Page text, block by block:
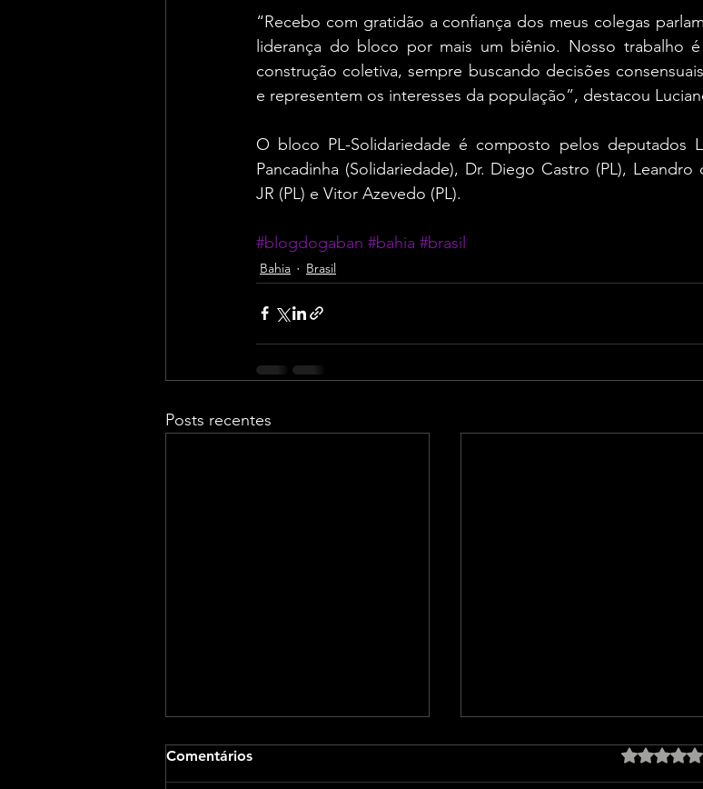
“Recebo com gratidão a confiança dos meus colegas
liderança do bloco por mais um biênio. Nosso trabalho
construção coletiva, sempre buscando decisões
e representem os interesses da população”, destacou
O bloco PL-Solidariedade é composto pelos deputados
Pancadinha (Solidariedade), Dr. Diego Castro (PL), Leandro
JR (PL) e Vitor Azevedo (PL).
#blogdogaban #bahia #brasil
Bahia Brasil
Posts recentes
Comentários Avaliado